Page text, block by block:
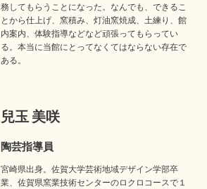
務してもらうことになった。なんでも、できるこ
とから仕上げ、窯積み、灯油窯焼成、土練り、館
内案内、体験指導などなど頑張ってもらってい
る。本当に当館にとってなくてはならない存在で
ある。
兒玉 美咲
陶芸指導員
宮崎県出身。佐賀大学芸術地域デザイン学部卒
業、佐賀県窯業技術センターのロクロコースで１